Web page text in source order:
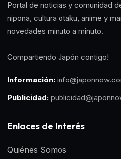
Portal de noticias y comunidad
nipona, cultura otaku, anime y
novedades minuto a minuto.
Compartiendo Japón contigo!
Información:
Publicidad:
Enlaces de Interés
Quiénes Somos